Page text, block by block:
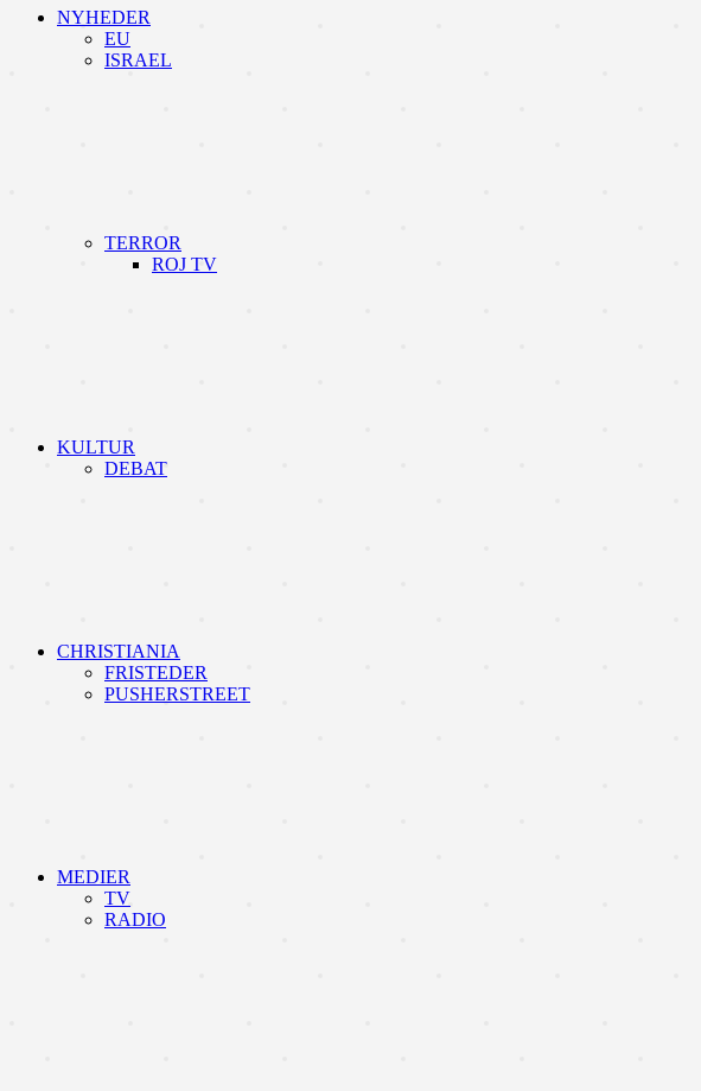
NYHEDER
EU
ISRAEL
TERROR
ROJ TV
KULTUR
DEBAT
CHRISTIANIA
FRISTEDER
PUSHERSTREET
MEDIER
TV
RADIO